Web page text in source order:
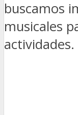
buscamos
musicales
actividades.